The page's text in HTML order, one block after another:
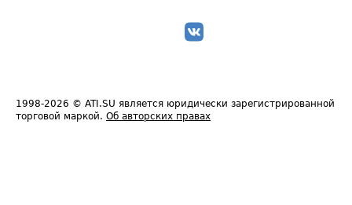
1998-2026 © ATI.SU является юридически зарегистрированной
торговой маркой. Об авторских правах